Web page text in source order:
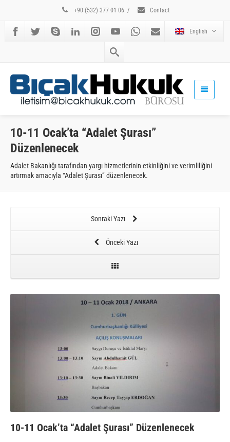
+90 (532) 377 01 06 / Contact
English
10-11 Ocak’ta “Adalet Şurası”
Düzenlenecek
Adalet Bakanlığı tarafından yargı hizmetlerinin etkinliğini ve verimliliğini
artırmak amacıyla “Adalet Şurası” düzenlenecek.
Sonraki Yazı
Önceki Yazı
10-11 Ocak’ta “Adalet Şurası” Düzenlenecek